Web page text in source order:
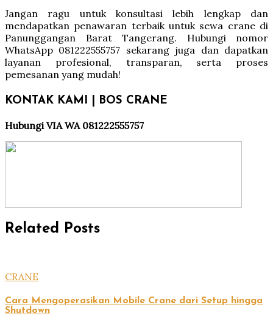
Jangan ragu untuk konsultasi lebih lengkap dan
mendapatkan penawaran terbaik untuk sewa crane di
Panunggangan Barat Tangerang. Hubungi nomor
WhatsApp 081222555757 sekarang juga dan dapatkan
layanan profesional, transparan, serta proses
pemesanan yang mudah!
KONTAK KAMI | BOS CRANE
Hubungi VIA WA 081222555757
Related Posts
CRANE
Cara Mengoperasikan Mobile Crane dari Setup hingga
Shutdown